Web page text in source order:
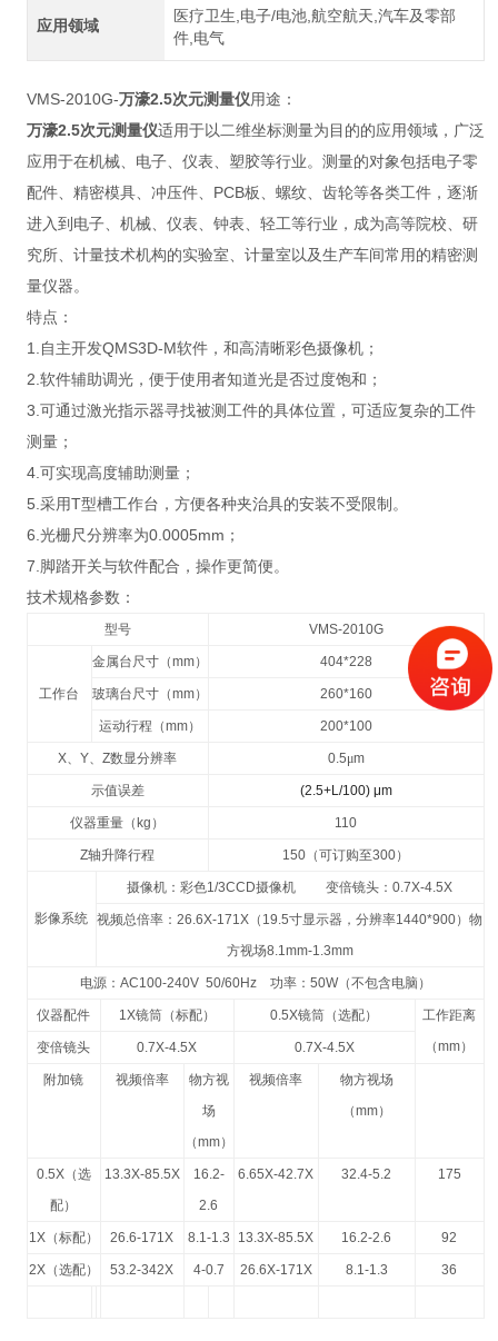
应用领域
医疗卫生,电子/电池,航空航天,汽车及零部
件,电气
VMS-2010G-万濠2.5次元测量仪用途：
万濠2.5次元测量仪适用于以二维坐标测量为目的的应用领域，广泛
应用于在机械、电子、仪表、塑胶等行业。测量的对象包括电子零
配件、精密模具、冲压件、PCB板、螺纹、齿轮等各类工件，逐渐
进入到电子、机械、仪表、钟表、轻工等行业，成为高等院校、研
究所、计量技术机构的实验室、计量室以及生产车间常用的精密测
量仪器。
特点：
1.自主开发QMS3D-M软件，和高清晰彩色摄像机；
2.软件辅助调光，便于使用者知道光是否过度饱和；
3.可通过激光指示器寻找被测工件的具体位置，可适应复杂的工件
测量；
4.可实现高度辅助测量；
5.采用T型槽工作台，方便各种夹治具的安装不受限制。
6.光栅尺分辨率为0.0005mm；
7.脚踏开关与软件配合，操作更简便。
技术规格参数：
型号 VMS-2010G
工作台
金属台尺寸（mm） 404*228
玻璃台尺寸（mm） 260*160
运动行程（mm） 200*100
X、Y、Z数显分辨率 0.5μm
示值误差 (2.5+L/100) μm
仪器重量（ kg ） 110
Z轴升降行程 150 （可订购至300）
影像系统
摄像机：彩色1/3CCD摄像机 变倍镜头：0.7X-4.5X
视频总倍率：26.6X-171X （ 19.5寸显示器，分辨率1440*900）物
方视场8.1mm-1.3mm
电源： AC100-240V 50/60Hz 功率： 50W（不包含电脑）
仪器配件 1X镜筒（标配） 0.5X镜筒（选配）
工作距离
（mm）
变倍镜头 0.7X-4.5X 0.7X-4.5X
附加镜 视频倍率
物方视
场
（mm）
视频倍率
物方视场
（mm）
0.5X（选
配）
13.3X-85.5X
16.2-
2.6
6.65X-42.7X 32.4-5.2 175
1X（标配） 26.6-171X 8.1-1.3 13.3X-85.5X 16.2-2.6 92
2X（选配） 53.2-342X 4-0.7 26.6X-171X 8.1-1.3 36